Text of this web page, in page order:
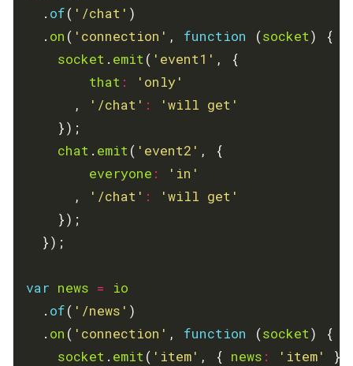
  .
of( '/chat'
  .
on ( 'connection' , function (socket
socket . emit( 'event1'
that :
'only'
      ,
'/chat' :
'will get'
chat . emit( 'event2'
everyone :
'in'
      ,
'/chat' :
'will get'
var news =
io
  .
of( '/news'
  .
on ( 'connection' , function (socket
socket . emit( 'item' , { news :
'item'